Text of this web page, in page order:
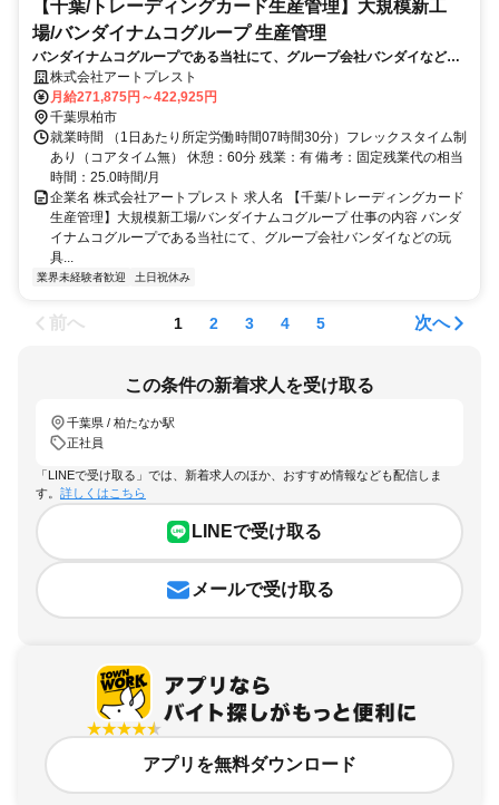
【千葉/トレーディングカード生産管理】大規模新工
場/バンダイナムコグループ 生産管理
バンダイナムコグループである当社にて、グループ会社バンダイなどの
玩具メーカーから依頼されるトレーディングカードを製造する自社新工
場にてトレーディングカードの生産に関わる工務・生産管理をお任せし
ます。
株式会社アートプレスト
月給271,875円～422,925円
千葉県柏市
就業時間 （1日あたり所定労働時間07時間30分）フレックスタイム制
あり（コアタイム無） 休憩：60分 残業：有 備考：固定残業代の相当
時間：25.0時間/月
企業名 株式会社アートプレスト 求人名 【千葉/トレーディングカード
生産管理】大規模新工場/バンダイナムコグループ 仕事の内容 バンダ
イナムコグループである当社にて、グループ会社バンダイなどの玩
具...
業界未経験者歓迎 土日祝休み
前へ 1 2 3 4 5 次へ
この条件の新着求人を受け取る
千葉県 / 柏たなか駅
正社員
「LINEで受け取る」では、新着求人のほか、おすすめ情報なども配信しま
す。 詳しくはこちら
LINEで受け取る
メールで受け取る
アプリを無料ダウンロード